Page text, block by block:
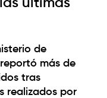
últimas
de
más de
tras
realizados por